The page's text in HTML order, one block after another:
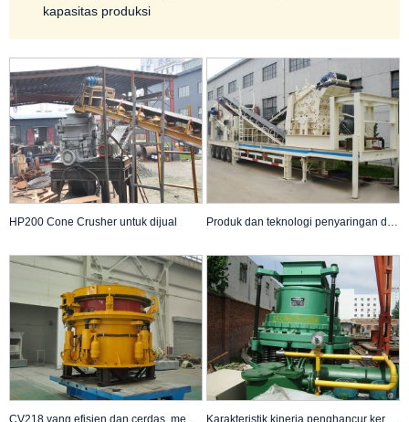
kapasitas produksi
HP200 Cone Crusher untuk dijual